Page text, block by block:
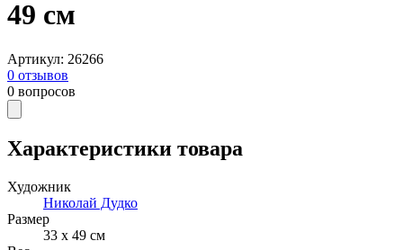
49 см
Артикул: 26266
0 отзывов
0 вопросов
Характеристики товара
Художник
Николай Дудко
Размер
33 х 49 см